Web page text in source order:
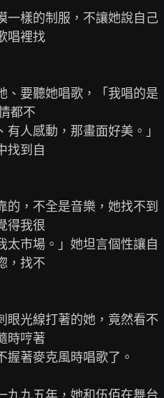
一樣的制服，不讓她說自己
唱裡找
、要聽她唱歌，「我唱的是
都不
人感動，那畫面好美。」
找到自
的，不全是音樂，她找不到
得我很
太市場。」她坦言個性讓自
，找不
眼光線打著的她，竟然看不
時哼著
握著麥克風時唱歌了。
九九五年，她和伍佰在舞台